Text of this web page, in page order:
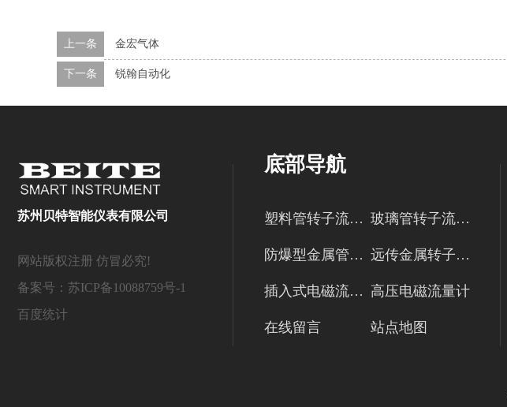
上一条 金宏气体
下一条 锐翰自动化
苏州贝特智能仪表有限公司
网站版权注册 仿冒必究!
备案号： 苏ICP备10088759号-1
百度统计
底部导航
塑料管转子流量计 玻璃管转子流量计
防爆型金属管转子流量计 远传金属转子流量计
插入式电磁流量计 高压电磁流量计
在线留言 站点地图